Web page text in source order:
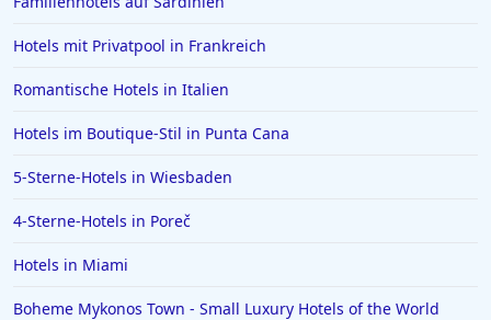
Hotels mit Privatpool in Frankreich
Romantische Hotels in Italien
Hotels im Boutique-Stil in Punta Cana
5-Sterne-Hotels in Wiesbaden
4-Sterne-Hotels in Poreč
Hotels in Miami
Boheme Mykonos Town - Small Luxury Hotels of the World